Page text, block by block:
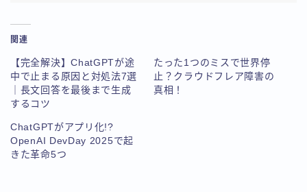
関連
【完全解決】ChatGPTが途
中で止まる原因と対処法7選
｜長文回答を最後まで生成
するコツ
たった1つのミスで世界停
止？クラウドフレア障害の
真相！
ChatGPTがアプリ化!?
OpenAI DevDay 2025で起
きた革命5つ